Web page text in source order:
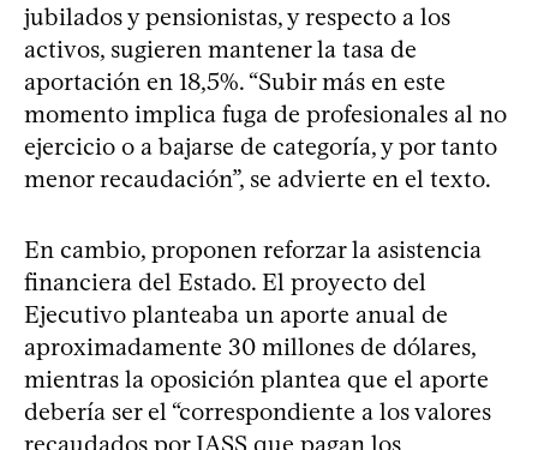
jubilados y pensionistas, y respecto a los
activos, sugieren mantener la tasa de
aportación en 18,5%. “Subir más en este
momento implica fuga de profesionales al no
ejercicio o a bajarse de categoría, y por tanto
menor recaudación”, se advierte en el texto.
En cambio, proponen reforzar la asistencia
financiera del Estado. El proyecto del
Ejecutivo planteaba un aporte anual de
aproximadamente 30 millones de dólares,
mientras la oposición plantea que el aporte
debería ser el “correspondiente a los valores
recaudados por IASS que pagan los